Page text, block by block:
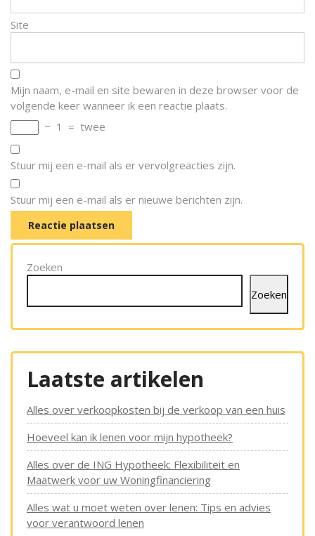
Site
Mijn naam, e-mail en site bewaren in deze browser voor de
volgende keer wanneer ik een reactie plaats.
− 1 = twee
Stuur mij een e-mail als er vervolgreacties zijn.
Stuur mij een e-mail als er nieuwe berichten zijn.
Zoeken
Zoeken
Laatste artikelen
Alles over verkoopkosten bij de verkoop van een huis
Hoeveel kan ik lenen voor mijn hypotheek?
Alles over de ING Hypotheek: Flexibiliteit en
Maatwerk voor uw Woningfinanciering
Alles wat u moet weten over lenen: Tips en advies
voor verantwoord lenen